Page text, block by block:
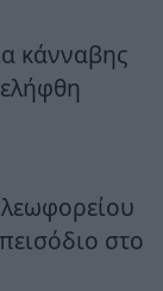
κάνναβης
στο